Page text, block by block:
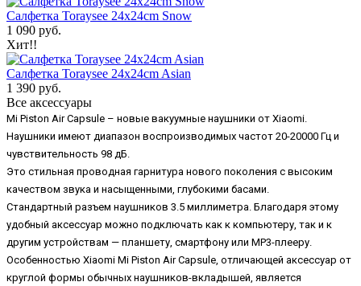
Салфетка Toraysee 24x24cm Snow
1 090 руб.
Хит!!
Салфетка Toraysee 24x24cm Asian
1 390 руб.
Все аксессуары
Mi Piston Air Capsule – новые вакуумные наушники от Xiaomi.
Наушники имеют диапазон воспроизводимых частот 20-20000 Гц и
чувствительность 98 дБ.
Это стильная проводная гарнитура нового поколения с высоким
качеством звука и насыщенными, глубокими басами.
Стандартный разъем наушников 3.5 миллиметра. Благодаря этому
удобный аксессуар можно подключать как к компьютеру, так и к
другим устройствам — планшету, смартфону или MP3-плееру.
Особенностью Xiaomi Mi Piston Air Capsule, отличающей аксессуар от
круглой формы обычных наушников-вкладышей, является